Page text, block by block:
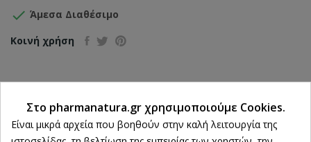
 Άμεσα Διαθέσιμο
Κοινή χρήση
ΔΩΡΕΑΝ Αντικαταβολή
Στο pharmanatura.gr χρησιμοποιούμε Cookies.
Είναι μικρά αρχεία που βοηθούν στην καλή λειτουργία της